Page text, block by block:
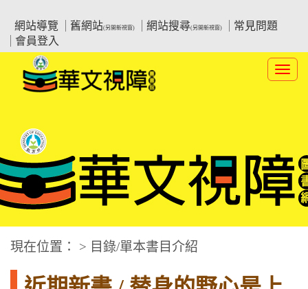
要
網站導覽
舊網站(另開新視窗) 網站搜尋(另開新視窗)
常見問題
會員登入
:::中央區塊
華文視障電子圖書網
現在位置： > 目錄/單本書目介紹